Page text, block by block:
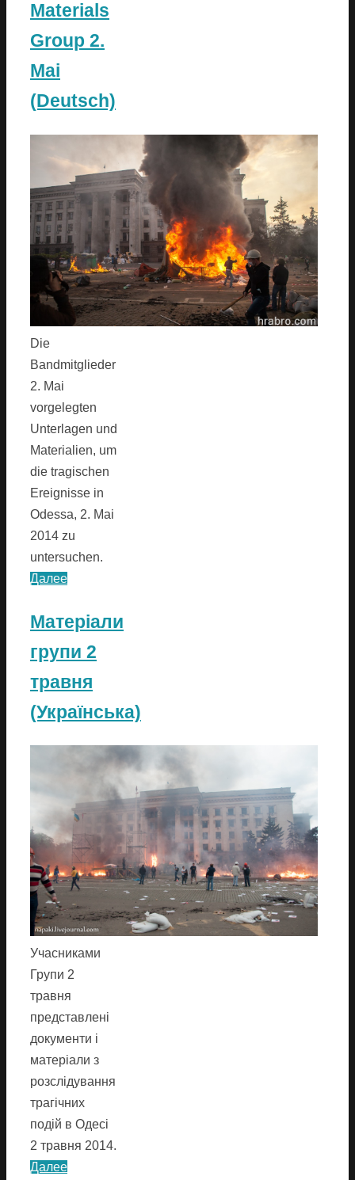
Materials
Group 2.
Mai
(Deutsch)
Die
Bandmitglieder
2. Mai
vorgelegten
Unterlagen und
Materialien, um
die tragischen
Ereignisse in
Odessa, 2. Mai
2014 zu
untersuchen.
Далее
Матеріали
групи 2
травня
(Українська)
Учасниками
Групи 2
травня
представлені
документи і
матеріали з
розслідування
трагічних
подій в Одесі
2 травня 2014.
Далее